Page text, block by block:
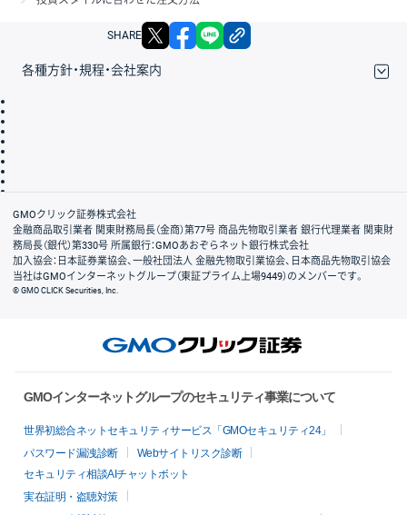
SHARE X facebook
各種方針・規程・会社案内
会社案内
GMOクリック証券株式会社
金融商品取引業者 関東財務局長（金商）第77号 商品先物取引業者 銀行代理業者 関東財
務局長（銀代）第330号 所属銀行：GMOあおぞらネット銀行株式会社
加入協会：日本証券業協会、一般社団法人 金融先物取引業協会、日本商品先物取引協会
当社はGMOインターネットグループ（東証プライム上場9449）のメンバーです。
© GMO CLICK Securities, Inc.
GMOインターネットグループのセキュリティ事業について
世界初総合ネットセキュリティサービス「GMOセキュリティ24」
パスワード漏洩診断
Webサイトリスク診断
セキュリティ相談AIチャットボット
実在証明・盗聴対策